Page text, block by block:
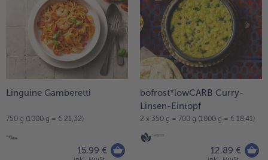
Linguine Gamberetti
750 g (1000 g = € 21,32)
15,99 €
bofrost*lowCARB Curry-
Linsen-Eintopf
2 x 350 g = 700 g (1000 g = € 18,41)
12,89 €